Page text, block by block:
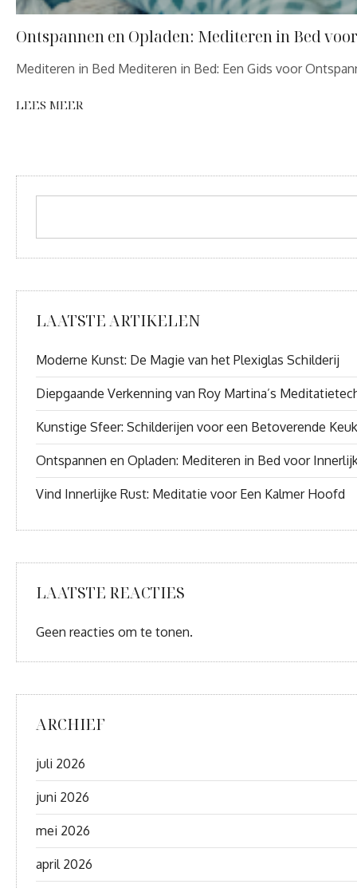
Ontspannen en Opladen: Mediteren in Bed
Mediteren in Bed Mediteren in Bed: Een Gids voor
LEES MEER
LAATSTE ARTIKELEN
Moderne Kunst: De Magie van het Plexiglas Schilderij
Diepgaande Verkenning van Roy Martina’s
Kunstige Sfeer: Schilderijen voor een Betoverende
Ontspannen en Opladen: Mediteren in Bed voor
Vind Innerlijke Rust: Meditatie voor Een Kalmer Hoofd
LAATSTE REACTIES
Geen reacties om te tonen.
ARCHIEF
juli 2026
juni 2026
mei 2026
april 2026